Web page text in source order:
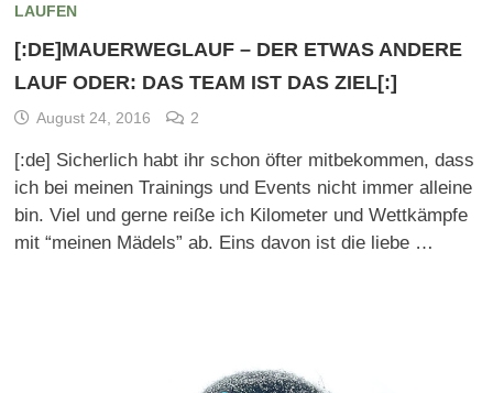
LAUFEN
[:DE]MAUERWEGLAUF – DER ETWAS ANDERE
LAUF ODER: DAS TEAM IST DAS ZIEL[:]
August 24, 2016 2
[:de] Sicherlich habt ihr schon öfter mitbekommen, dass
ich bei meinen Trainings und Events nicht immer alleine
bin. Viel und gerne reiße ich Kilometer und Wettkämpfe
mit “meinen Mädels” ab. Eins davon ist die liebe …